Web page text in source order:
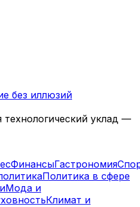
без иллюзий
технологический уклад —
ФинансыГастрономия
Политика в сфере
Мода и
Климат и